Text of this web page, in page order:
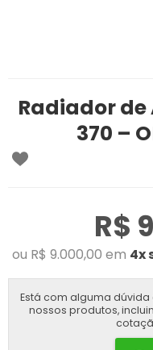
Radiador de
370 –
R$
ou R$ 9.000,00 em 4x
Está com alguma
nossos produtos,